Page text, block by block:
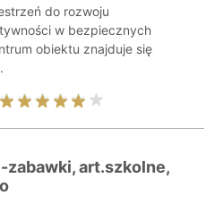
do rozwoju
w bezpiecznych
obiektu znajduje się
zabawki, art.szkolne,